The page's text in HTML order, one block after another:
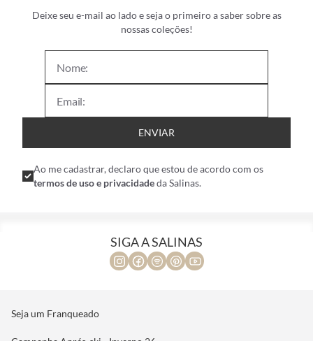
Deixe seu e-mail ao lado e seja o primeiro a saber sobre as
nossas coleções!
ENVIAR
Ao me cadastrar, declaro que estou de acordo com os
termos de uso e privacidadeda Salinas.
SIGA A SALINAS
Seja um Franqueado